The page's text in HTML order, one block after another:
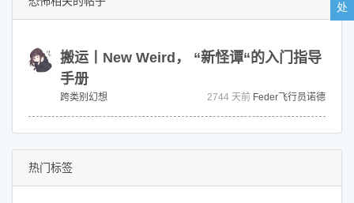
搬运丨New Weird， “新怪谭“的入门指导
手册
跨类别幻想 2744 天前 Feder飞行员诺德
热门标签
处